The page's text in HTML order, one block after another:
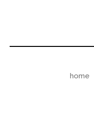
home